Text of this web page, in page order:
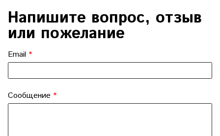
Напишите вопрос, отзыв
или пожелание
Email
Сообщение